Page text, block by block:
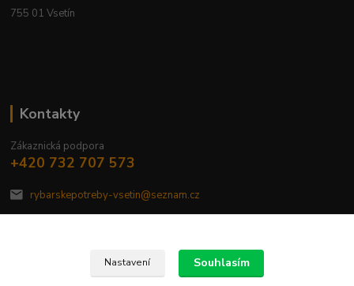
755 01 Vsetín
Kontakty
Zákaznická podpora
+420 732 707 573
rybarskepotreby-vsetin@seznam.cz
Nastavení Souhlasím